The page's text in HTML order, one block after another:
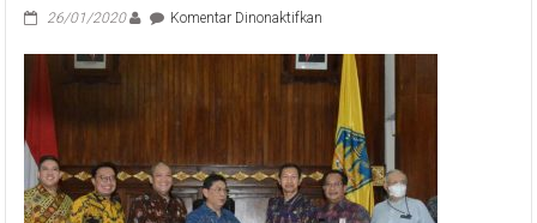
26/01/2020 Komentar Dinonaktifkan
Pramuka
4.0
Kwarda
Bali
Selenggarakan
Orientasi
Pengurus
Masa